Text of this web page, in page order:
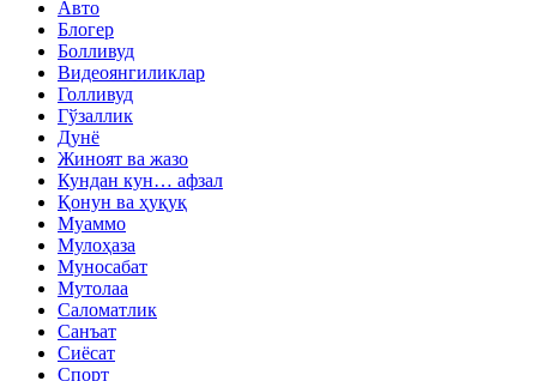
Авто
Блогер
Болливуд
Видеоянгиликлар
Голливуд
Гўзаллик
Дунё
Жиноят ва жазо
Кундан кун… афзал
Қонун ва ҳуқуқ
Муаммо
Мулоҳаза
Муносабат
Мутолаа
Саломатлик
Санъат
Сиёсат
Спорт